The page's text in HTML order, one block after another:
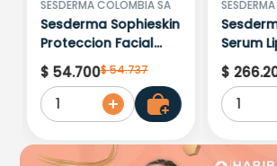
No hay comentarios.
SESDERMA COLOMBIA SA
Sesderma Sophieskin
Proteccion Facial
Kids Hypoallergenic
Spf 500 Moisturising
$ 54.700$54.737
1
Serum
30ml
$ 266.
1